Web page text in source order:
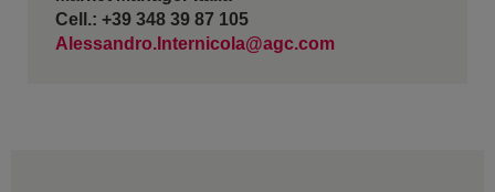
Cell.: +39 348 39 87 105
Alessandro.Internicola@agc.com